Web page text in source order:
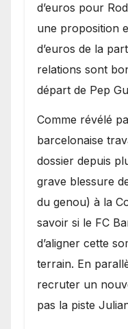
d’euros pour
une proposition
d’euros de la
relations sont
départ de Pep
​Comme révélé
barcelonaise
dossier depuis
grave blessure
du genou) à la
savoir si le FC
d’aligner cette
terrain. En
recruter un
pas la piste